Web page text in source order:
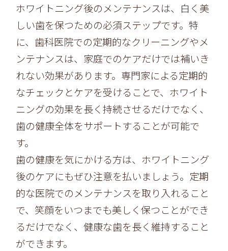
ホワイトニング後のメンテナンスは、 白く美
しい歯を保つための必須ステップです。特
に、 歯科医院での定期的なクリーニングやメ
ンテナンスは、 家庭でのケアだけでは補いき
れない効果があります。 専門家による定期的
なチェックとケアを受けることで、 ホワイト
ニングの効果を長く持続させるだけでなく、
歯の健康全体をサポートすることが可能で
す。
歯の健康を気にかける方は、 ホワイトニング
後のケアにもぜひ注意を払いましょう。定期
的な医院でのメンテナンスを取り入れること
で、 笑顔をいつまでも美しく保つことができ
るだけでなく、健康な歯を長く維持すること
ができます。